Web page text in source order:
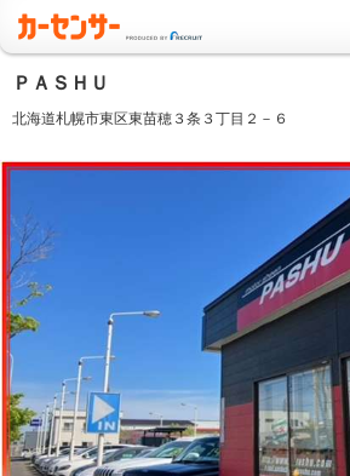
ＰＡＳＨＵ
北海道札幌市東区東苗穂３条３丁目２－６